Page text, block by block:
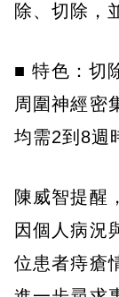
除、切除，
■ 特色：切
周圍神經密
均需2到8週
陳威智提醒
因個人病況
位患者痔瘡